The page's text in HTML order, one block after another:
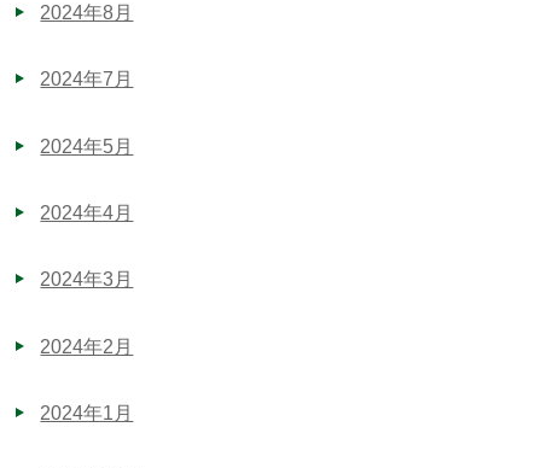
2024年8月
2024年7月
2024年5月
2024年4月
2024年3月
2024年2月
2024年1月